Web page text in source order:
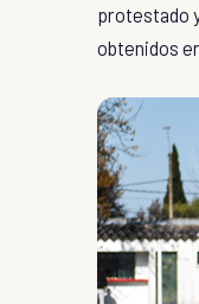
protestado
obtenidos